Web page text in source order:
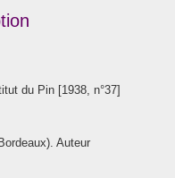
du Pin [1938, n°37]
Auteur